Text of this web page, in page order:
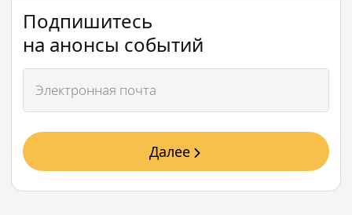
Подпишитесь
на анонсы событий
Далее